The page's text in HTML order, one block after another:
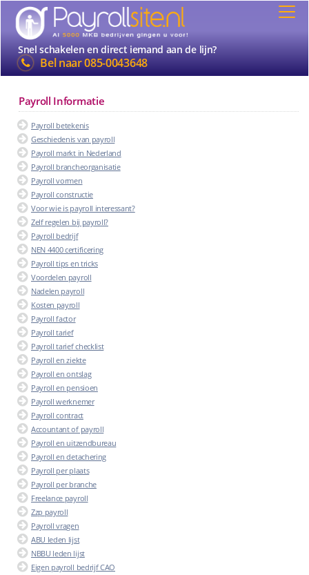
Snel schakelen en direct iemand aan de lijn?
Bel naar085-0043648
Payroll Informatie
Payroll betekenis
Geschiedenis van payroll
Payroll markt in Nederland
Payroll brancheorganisatie
Payroll vormen
Payroll constructie
Voor wie is payroll interessant?
Zelf regelen bij payroll?
Payroll bedrijf
NEN 4400 certificering
Payroll tips en tricks
Voordelen payroll
Nadelen payroll
Kosten payroll
Payroll factor
Payroll tarief
Payroll tarief checklist
Payroll en ziekte
Payroll en ontslag
Payroll en pensioen
Payroll werknemer
Payroll contract
Accountant of payroll
Payroll en uitzendbureau
Payroll en detachering
Payroll per plaats
Payroll per branche
Freelance payroll
Zzp payroll
Payroll vragen
ABU leden lijst
NBBU leden lijst
Eigen payroll bedrijf CAO